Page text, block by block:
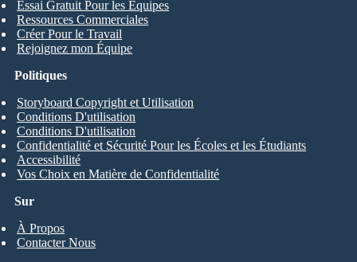
Essai Gratuit Pour les Équipes
Ressources Commerciales
Créer Pour le Travail
Rejoignez mon Équipe
Sur
À Propos
Contacter Nous
Politiques
Storyboard Copyright et Utilisation
Conditions D'utilisation
Conditions D'utilisation
Confidentialité et Sécurité Pour les Écoles et les Étudiants
Accessibilité
Vos Choix en Matière de Confidentialité